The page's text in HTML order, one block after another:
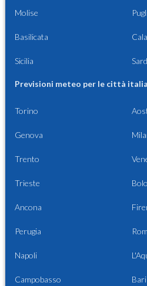
Molise
Basilicata
Sicilia
Previsioni meteo per le città
Torino
Genova
Trento
Trieste
Ancona
Perugia
Napoli
Campobasso Bari